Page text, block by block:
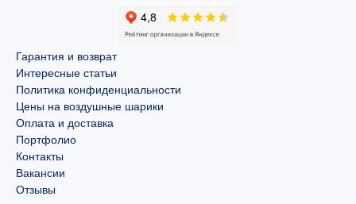
Гарантия и возврат
Интересные статьи
Политика конфиденциальности
Цены на воздушные шарики
Оплата и доставка
Портфолио
Контакты
Вакансии
Отзывы